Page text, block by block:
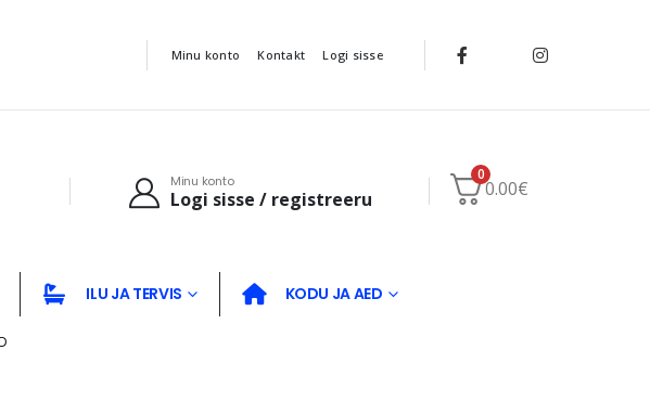
Minu konto Kontakt Logi sisse
Minu konto
Logi sisse / registreeru
0
0.00€
ILU JA TERVIS KODU JA AED